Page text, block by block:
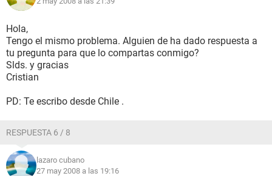
Hola,
Tengo el mismo problema. Alguien de ha dado respuesta a
tu pregunta para que lo compartas conmigo?
Slds. y gracias
Cristian
PD: Te escribo desde Chile .
RESPUESTA 6 / 8
lazaro cubano
27 may 2008 a las 19:16